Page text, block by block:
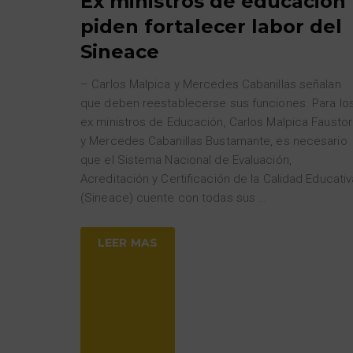
piden fortalecer labor del
Sineace
– Carlos Malpica y Mercedes Cabanillas señalan
que deben reestablecerse sus funciones. Para
ex ministros de Educación, Carlos Malpica Faustor
y Mercedes Cabanillas Bustamante, es necesario
que el Sistema Nacional de Evaluación,
Acreditación y Certificación de la Calidad
(Sineace) cuente con todas sus
LEER MAS